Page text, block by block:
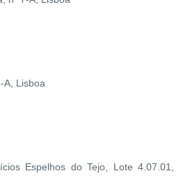
A, Lisboa
Espelhos do Tejo, Lote 4.07.01,